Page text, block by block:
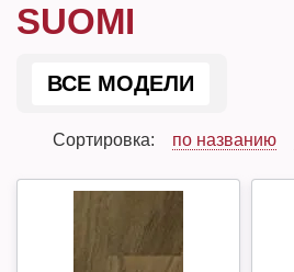
SUOMI
ВСЕ МОДЕЛИ
Сортировка: по названию